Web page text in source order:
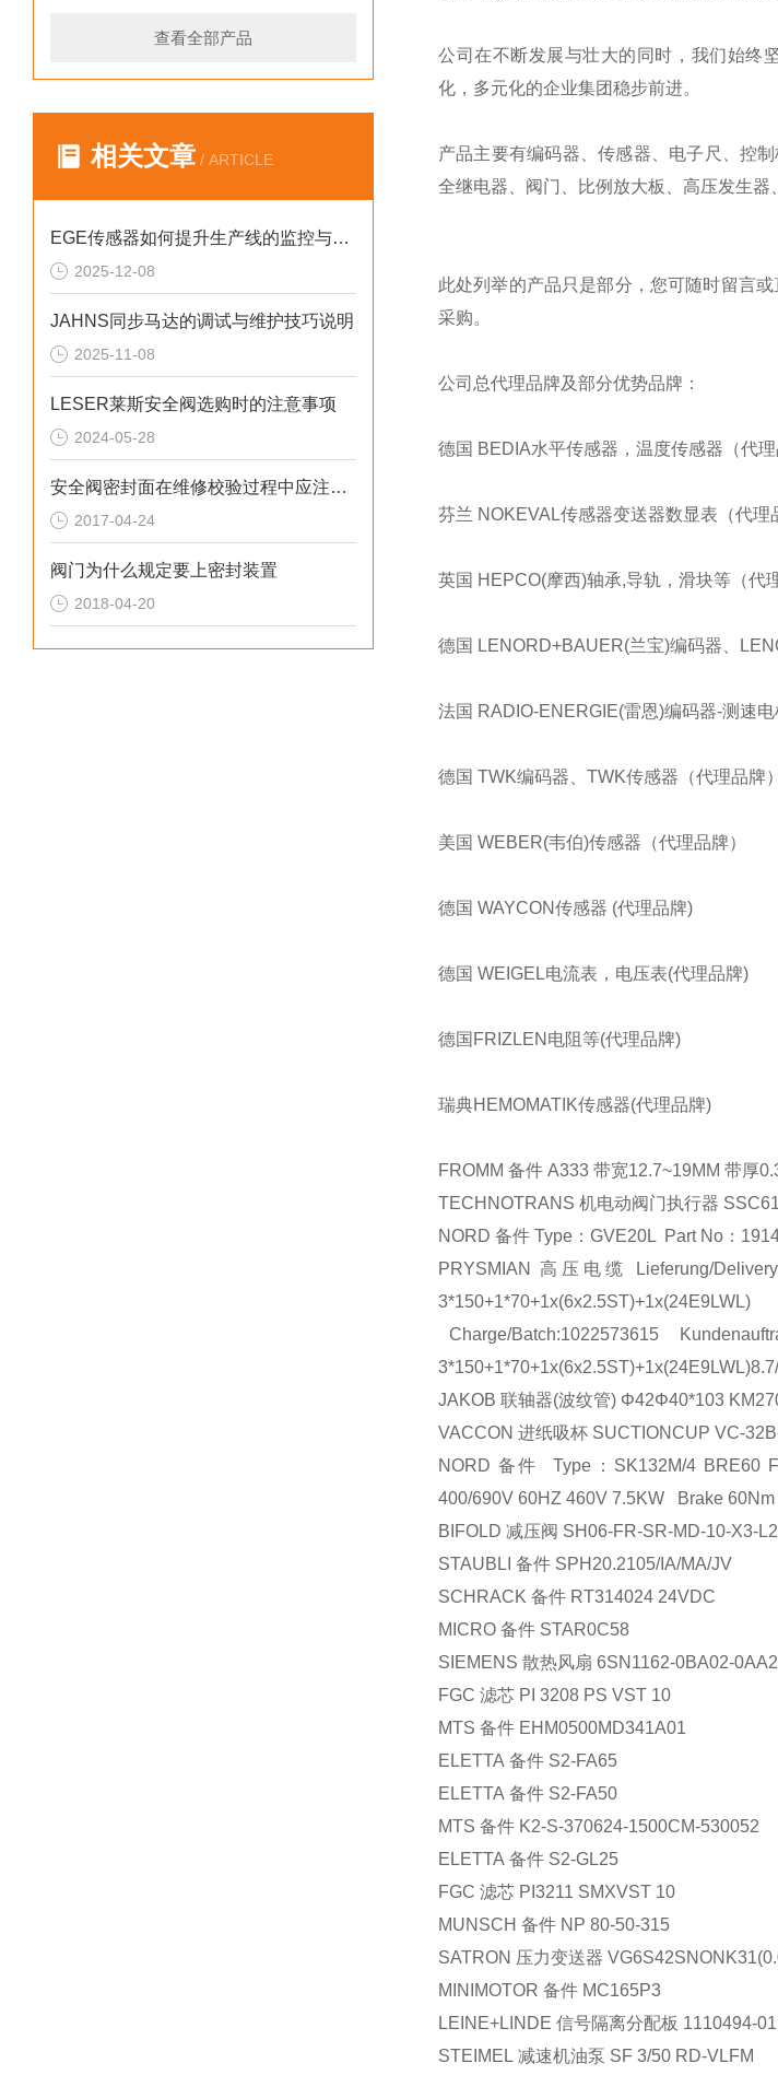
查看全部产品
相关文章 / ARTICLE
EGE传感器如何提升生产线的监控与管理效率？
2025-12-08
JAHNS同步马达的调试与维护技巧说明
2025-11-08
LESER莱斯安全阀选购时的注意事项
2024-05-28
安全阀密封面在维修校验过程中应注意的几个问题
2017-04-24
阀门为什么规定要上密封装置
2018-04-20
公司在不断发展与壮大的同时，我们始终
化，多元化的企业集团稳步前进。
产品主要有编码器、传感器、电子尺、控
全继电器、阀门、比例放大板、高压发生器
此处列举的产品只是部分，您可随时留言
采购。
公司总代理品牌及部分优势品牌：
德国 BEDIA水平传感器，温度传感器（代理
芬兰 NOKEVAL传感器变送器数显表（代理
英国 HEPCO(摩西)轴承,导轨，滑块等（代
德国 LENORD+BAUER(兰宝)编码器、
法国 RADIO-ENERGIE(雷恩)编码器-测速
德国 TWK编码器、TWK传感器（代理品牌）
美国 WEBER(韦伯)传感器（代理品牌）
德国 WAYCON传感器 (代理品牌)
德国 WEIGEL电流表，电压表(代理品牌)
德国FRIZLEN电阻等(代理品牌)
瑞典HEMOMATIK传感器(代理品牌)
FROMM 备件 A333 带宽12.7~19MM 带厚
TECHNOTRANS 机电动阀门执行器
NORD 备件 Type ： GVE20L Part No ：
PRYSMIAN
高压电缆
Lieferung/
Charge/Batch:1022573615
JAKOB 联轴器(波纹管) Φ42Φ40*103
VACCON 进纸吸杯 SUCTIONCUP VC-
NORD 备件 Type ： SK132M/4 BRE60
400/690V 60HZ 460V 7.5KW Brake
BIFOLD 减压阀 SH06-FR-SR-MD-10-X3-
STAUBLI 备件 SPH20.2105/IA/MA/JV
SCHRACK 备件 RT314024 24VDC
MICRO 备件 STAR0C58
SIEMENS 散热风扇 6SN1162-0BA02-0AA2
FGC 滤芯 PI 3208 PS VST 10
MTS 备件 EHM0500MD341A01
ELETTA 备件 S2-FA65
ELETTA 备件 S2-FA50
MTS 备件 K2-S-370624-1500CM-530052
ELETTA 备件 S2-GL25
FGC 滤芯 PI3211 SMXVST 10
MUNSCH 备件 NP 80-50-315
SATRON 压力变送器
MINIMOTOR 备件 MC165P3
LEINE+LINDE 信号隔离分配板 1110494-01
STEIMEL 减速机油泵 SF 3/50 RD-VLFM